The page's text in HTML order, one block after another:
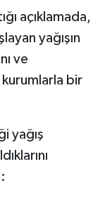
açıklamada,
yağışın
ve
kurumlarla bir
yağış